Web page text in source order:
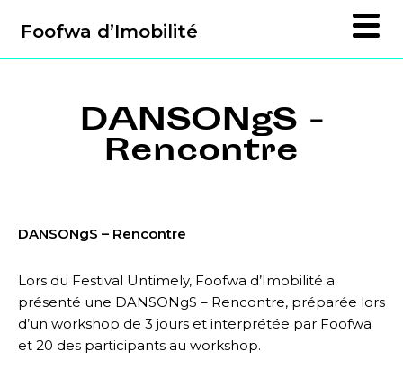
Foofwa d’Imobilité
DANSONgS -
Rencontre
DANSONgS – Rencontre
Lors du Festival Untimely, Foofwa d’Imobilité a
présenté une DANSONgS – Rencontre, préparée lors
d’un workshop de 3 jours et interprétée par Foofwa
et 20 des participants au workshop.